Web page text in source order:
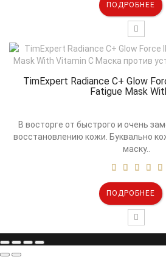
ПОДРОБНЕЕ
TimExpert Radiance C+ Glow
Fatigue Mask
В восторге от быстрого и очень
восстановлению кожи. Буквально
маску..
ПОДРОБНЕЕ